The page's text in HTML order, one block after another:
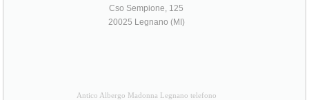
Cso Sempione, 125
20025 Legnano (MI)
Antico Albergo Madonna Legnano telefono